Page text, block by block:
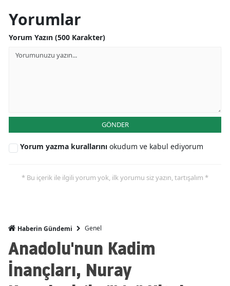
Yorumlar
Yorum Yazın (500 Karakter)
GÖNDER
Yorum yazma kurallarını okudum ve kabul ediyorum
* Bu içerik ile ilgili yorum yok, ilk yorumu siz yazın, tartışalım *
Haberin Gündemi Genel
Anadolu'nun Kadim
İnançları, Nuray